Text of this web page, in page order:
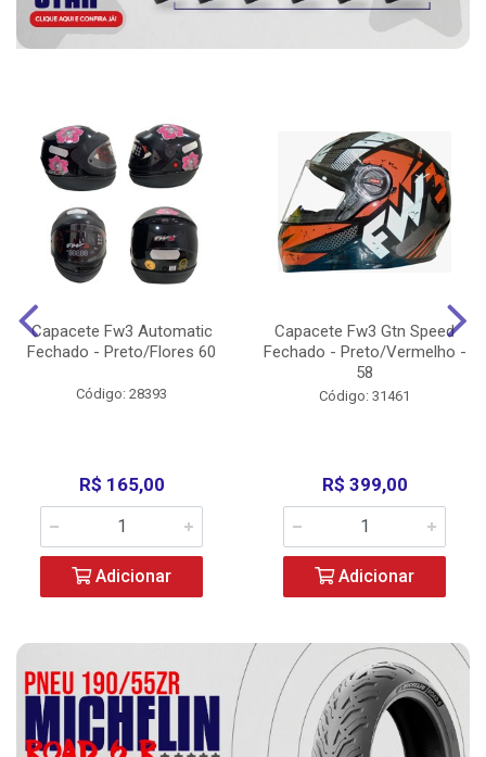
Capacete Fw3 Automatic
Fechado - Preto/Flores 60
Código: 28393
R$ 165,00
Adicionar
Capacete Fw3 Gtn Speed
Fechado - Preto/Vermelho -
58
Código: 31461
R$ 399,00
Adicionar